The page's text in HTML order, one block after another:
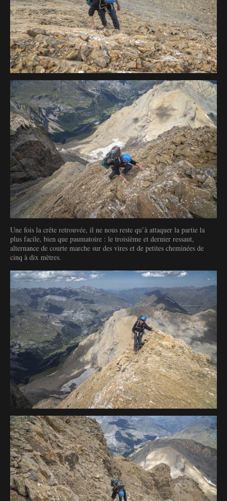
Une fois la crête retrouvée, il ne nous reste qu’à attaquer la partie la
plus facile, bien que paumatoire : le troisième et dernier ressaut,
alternance de courte marche sur des vires et de petites cheminées de
cinq à dix mètres.